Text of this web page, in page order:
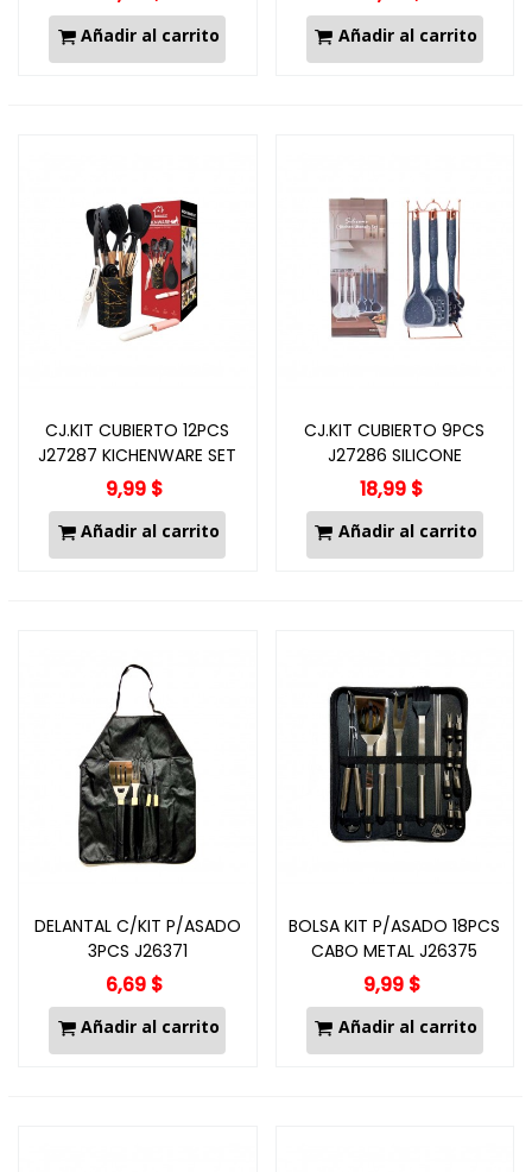
Añadir al carrito Añadir al carrito
CJ.KIT CUBIERTO 12PCS
J27287 KICHENWARE SET
9,99 $
Añadir al carrito
CJ.KIT CUBIERTO 9PCS
J27286 SILICONE
18,99 $
Añadir al carrito
DELANTAL C/KIT P/ASADO
3PCS J26371
6,69 $
Añadir al carrito
BOLSA KIT P/ASADO 18PCS
CABO METAL J26375
9,99 $
Añadir al carrito